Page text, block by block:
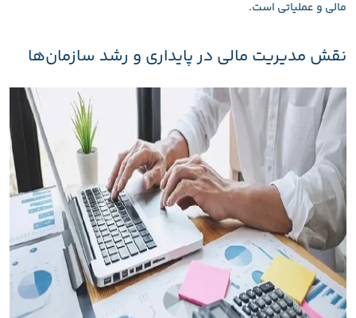
مالی و عملیاتی است.
نقش مدیریت مالی در پایداری و رشد سازمان‌ها